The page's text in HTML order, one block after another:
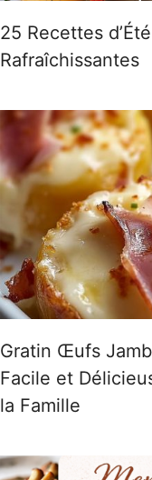
25 Recettes
Rafraîchissantes
Gratin Œufs
Facile et
la Famille